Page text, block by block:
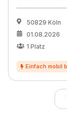
50829 Köln
01.08.2026
1 Platz